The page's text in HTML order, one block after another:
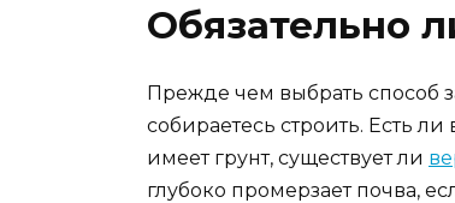
Обязательно
Прежде чем выбрать способ
собираетесь строить. Есть
имеет грунт, существует ли
глубоко промерзает почва,